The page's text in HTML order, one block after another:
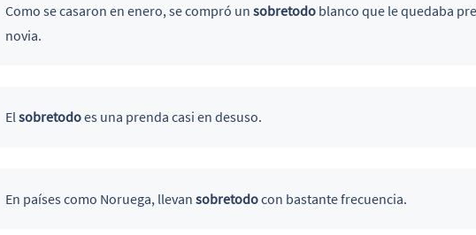
Como se casaron en enero, se compró un sobretodoblanco que le quedaba
novia.
Elsobretodoes una prenda casi en desuso.
En países como Noruega, llevan sobretodocon bastante frecuencia.